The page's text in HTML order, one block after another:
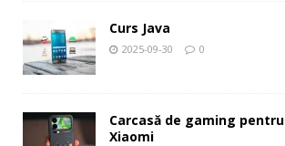
Curs Java
2025-09-30 0
Carcasă de gaming pentru
Xiaomi